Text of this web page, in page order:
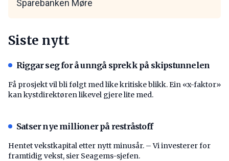
Sparebanken Møre
Siste nytt
Riggar seg for å unngå sprekk på skipstunnelen
Få prosjekt vil bli følgt med like kritiske blikk. Ein «x-faktor»
kan kystdirektøren likevel gjere lite med.
Satser nye millioner på restråstoff
Hentet vekstkapital etter nytt minusår. – Vi investerer for
framtidig vekst, sier Seagems-sjefen.